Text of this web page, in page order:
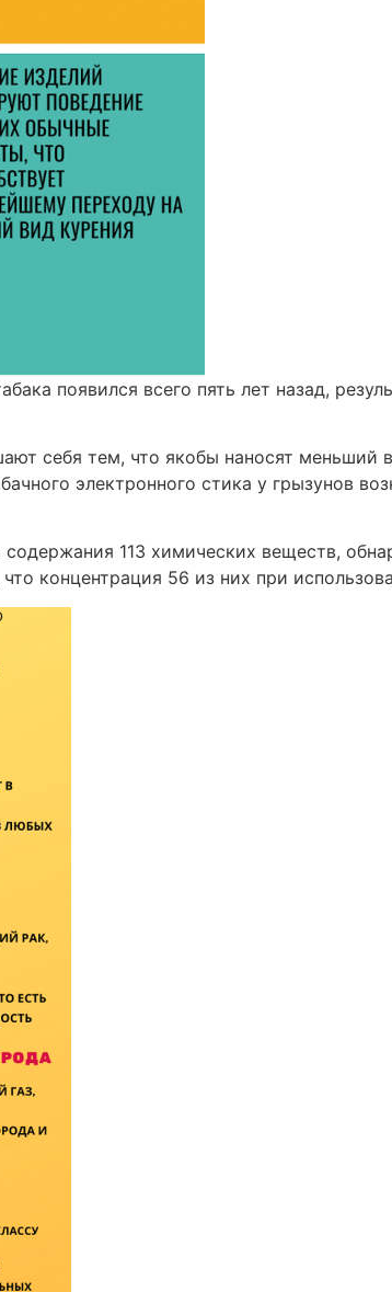
появился всего пять лет назад,
себя тем, что якобы наносят
электронного стика у грызунов
113 химических веществ,
концентрация 56 из них при